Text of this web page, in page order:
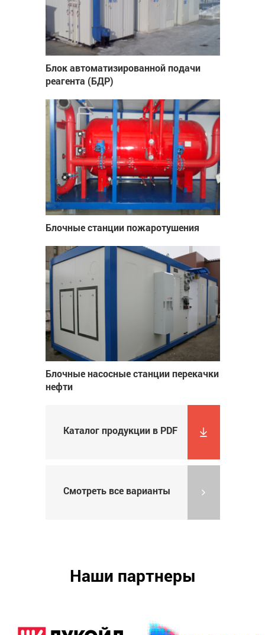
Блок автоматизированной подачи
реагента (БДР)
Блочные станции пожаротушения
Блочные насосные станции перекачки
нефти
Каталог продукции в PDF
Смотреть все варианты
Наши партнеры